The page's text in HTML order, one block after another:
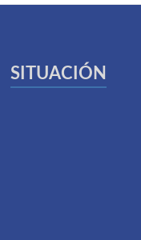
SITUACIÓN